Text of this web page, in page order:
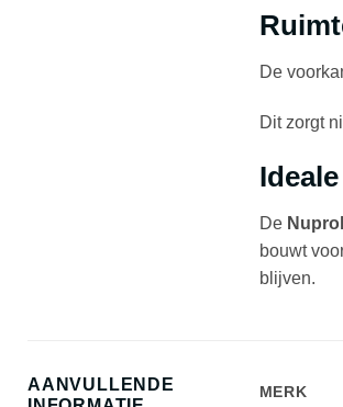
De
Dit zorgt
De
bouwt
blijven.
AANVULLENDE
MERK